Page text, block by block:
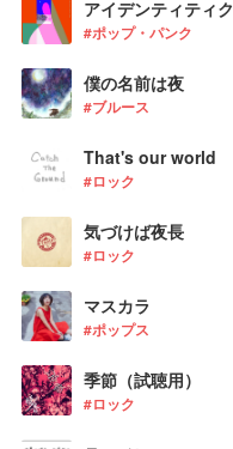
アイデンティティ
#ポップ・パンク
僕の名前は夜
#ブルース
That's our world
#ロック
気づけば夜長
#ロック
マスカラ
#ポップス
季節（試聴用）
#ロック